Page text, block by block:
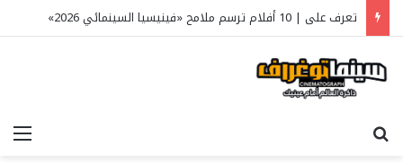
تعرف على | 10 أفلام ترسم ملامح «فينيسيا السينمائي 2026»